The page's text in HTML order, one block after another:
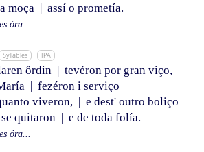
moça | assí o prometía.
óra...
Syllables IPA
ôrdin | tevéron por gran viço,
| fezéron i serviço
viveron, | e dest' outro boliço
quitaron | e de toda folía.
óra...